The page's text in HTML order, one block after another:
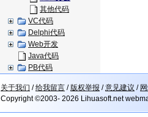
其他代码
VC代码
Delphi代码
Web开发
Java代码
PB代码
关于我们 /给我留言 /版权举报 /意见建议 /
Copyright ©2003- 2026 Lihuasoft.net